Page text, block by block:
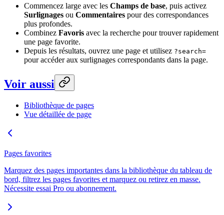
Commencez large avec les Champs de base, puis activez
Surlignages ou Commentaires pour des correspondances
plus profondes.
Combinez Favoris avec la recherche pour trouver rapidement
une page favorite.
Depuis les résultats, ouvrez une page et utilisez ?search=
pour accéder aux surlignages correspondants dans la page.
Voir aussi
Bibliothèque de pages
Vue détaillée de page
Pages favorites
Marquez des pages importantes dans la bibliothèque du tableau de
bord, filtrez les pages favorites et marquez ou retirez en masse.
Nécessite essai Pro ou abonnement.